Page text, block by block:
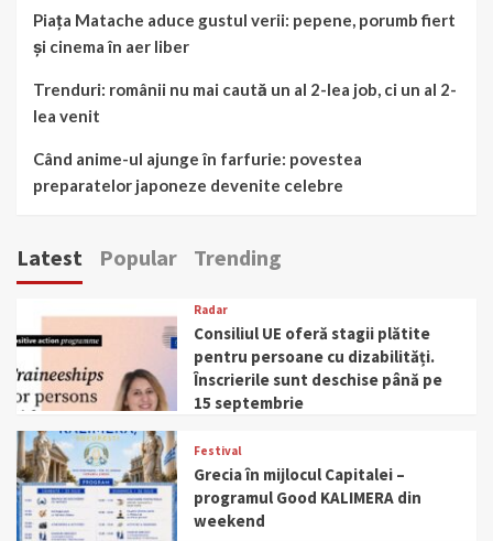
Piața Matache aduce gustul verii: pepene, porumb fiert
și cinema în aer liber
Trenduri: românii nu mai caută un al 2-lea job, ci un al 2-
lea venit
Când anime-ul ajunge în farfurie: povestea
preparatelor japoneze devenite celebre
Latest Popular Trending
Radar
Consiliul UE oferă stagii plătite
pentru persoane cu dizabilități.
Înscrierile sunt deschise până pe
15 septembrie
Festival
Grecia în mijlocul Capitalei –
programul Good KALIMERA din
weekend